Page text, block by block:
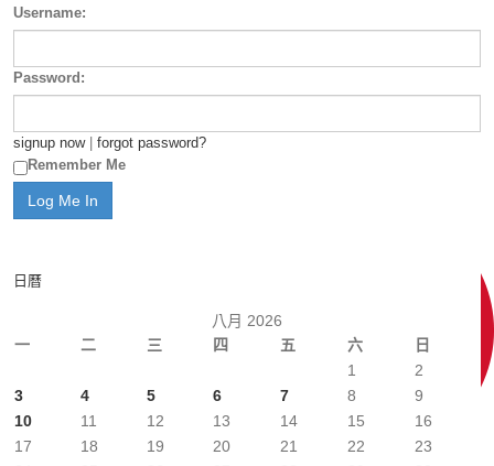
Username:
Password:
signup now| forgot password?
Remember Me
日曆
八月 2026
一
二 三 四 五 六 日
1
2
3
4 5 6 7 8
9
10
11 12 13 14 15
16
17
18 19 20 21 22
23